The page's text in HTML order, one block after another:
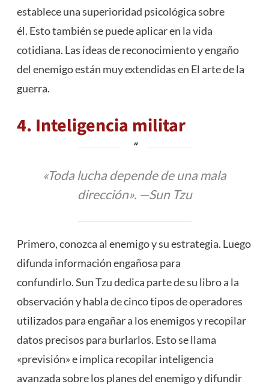
establece una superioridad psicológica sobre
él. Esto también se puede aplicar en la vida
cotidiana. Las ideas de reconocimiento y engaño
del enemigo están muy extendidas en El arte de la
guerra.
4. Inteligencia militar
«Toda lucha depende de una mala
dirección». —Sun Tzu
Primero, conozca al enemigo y su estrategia. Luego
difunda información engañosa para
confundirlo. Sun Tzu dedica parte de su libro a la
observación y habla de cinco tipos de operadores
utilizados para engañar a los enemigos y recopilar
datos precisos para burlarlos. Esto se llama
«previsión» e implica recopilar inteligencia
avanzada sobre los planes del enemigo y difundir